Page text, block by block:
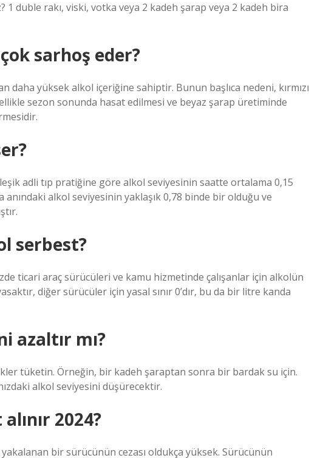
1 duble rakı, viski, votka veya 2 kadeh şarap veya 2 kadeh bira
sarhoş eder?
daha yüksek alkol içeriğine sahiptir. Bunun başlıca nedeni, kırmızı
sezon sonunda hasat edilmesi ve beyaz şarap üretiminde
adli tıp pratiğine göre alkol seviyesinin saatte ortalama 0,15
anındaki alkol seviyesinin yaklaşık 0,78 binde bir olduğu ve
serbest?
ticari araç sürücüleri ve kamu hizmetinde çalışanlar için alkolün
diğer sürücüler için yasal sınır 0’dır, bu da bir litre kanda
azaltır mı?
tüketin. Örneğin, bir kadeh şaraptan sonra bir bardak su için.
alkol seviyesini düşürecektir.
2024?
bir sürücünün cezası oldukça yüksek. Sürücünün